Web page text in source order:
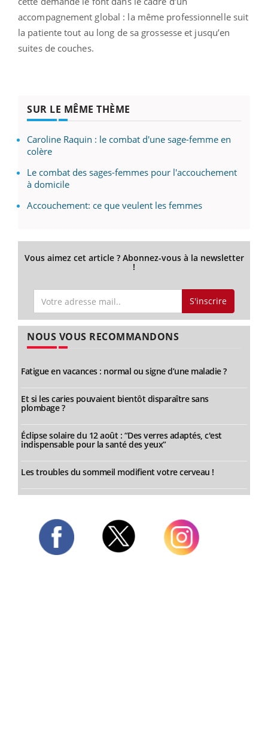
accompagnement global : la même professionnelle suit
la patiente tout au long de sa grossesse et jusqu’en
suites de couches.
SUR LE MÊME THÈME
Caroline Raquin : le combat d'une sage-femme en
colère
Le combat des sages-femmes pour l'accouchement
à domicile
Accouchement: ce que veulent les femmes
Vous aimez cet article ? Abonnez-vous à la newsletter
!
S'inscrire
NOUS VOUS RECOMMANDONS
Fatigue en vacances : normal ou signe d’une maladie ?
Et si les caries pouvaient bientôt disparaître sans
plombage ?
Éclipse solaire du 12 août : “Des verres adaptés, c'est
indispensable pour la santé des yeux”
Les troubles du sommeil modifient votre cerveau !